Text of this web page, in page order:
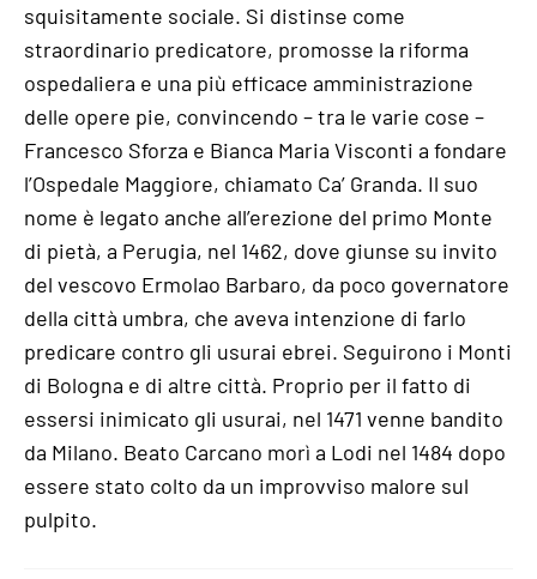
squisitamente sociale. Si distinse come
straordinario predicatore, promosse la riforma
ospedaliera e una più efficace amministrazione
delle opere pie, convincendo – tra le varie cose –
Francesco Sforza e Bianca Maria Visconti a fondare
l’Ospedale Maggiore, chiamato Ca’ Granda. Il suo
nome è legato anche all’erezione del primo Monte
di pietà, a Perugia, nel 1462, dove giunse su invito
del vescovo Ermolao Barbaro, da poco governatore
della città umbra, che aveva intenzione di farlo
predicare contro gli usurai ebrei. Seguirono i Monti
di Bologna e di altre città. Proprio per il fatto di
essersi inimicato gli usurai, nel 1471 venne bandito
da Milano. Beato Carcano morì a Lodi nel 1484 dopo
essere stato colto da un improvviso malore sul
pulpito.